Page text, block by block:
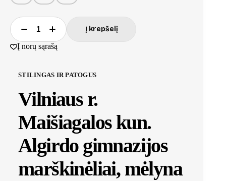
Į krepšelį
Į norų sąrašą
STILINGAS IR PATOGUS
Vilniaus r.
Maišiagalos kun.
Algirdo gimnazijos
marškinėliai, mėlyna